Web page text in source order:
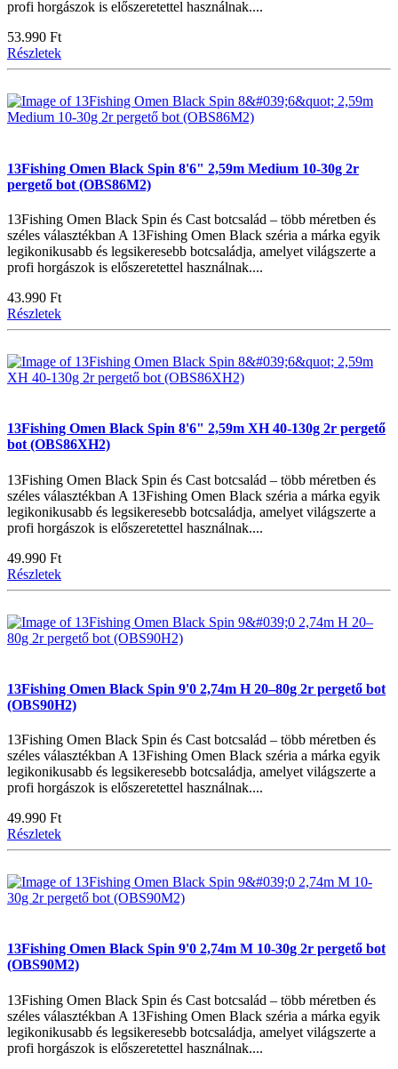
profi horgászok is előszeretettel használnak....
53.990 Ft
Részletek
13Fishing Omen Black Spin 8'6" 2,59m Medium 10-30g 2r
pergető bot (OBS86M2)
13Fishing Omen Black Spin és Cast botcsalád – több méretben és
széles választékban A 13Fishing Omen Black széria a márka egyik
legikonikusabb és legsikeresebb botcsaládja, amelyet világszerte a
profi horgászok is előszeretettel használnak....
43.990 Ft
Részletek
13Fishing Omen Black Spin 8'6" 2,59m XH 40-130g 2r pergető
bot (OBS86XH2)
13Fishing Omen Black Spin és Cast botcsalád – több méretben és
széles választékban A 13Fishing Omen Black széria a márka egyik
legikonikusabb és legsikeresebb botcsaládja, amelyet világszerte a
profi horgászok is előszeretettel használnak....
49.990 Ft
Részletek
13Fishing Omen Black Spin 9'0 2,74m H 20–80g 2r pergető bot
(OBS90H2)
13Fishing Omen Black Spin és Cast botcsalád – több méretben és
széles választékban A 13Fishing Omen Black széria a márka egyik
legikonikusabb és legsikeresebb botcsaládja, amelyet világszerte a
profi horgászok is előszeretettel használnak....
49.990 Ft
Részletek
13Fishing Omen Black Spin 9'0 2,74m M 10-30g 2r pergető bot
(OBS90M2)
13Fishing Omen Black Spin és Cast botcsalád – több méretben és
széles választékban A 13Fishing Omen Black széria a márka egyik
legikonikusabb és legsikeresebb botcsaládja, amelyet világszerte a
profi horgászok is előszeretettel használnak....